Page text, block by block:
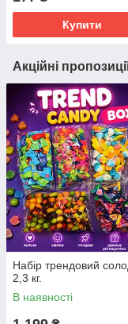
Купити
Акційні
Набір трендовий
2,3 кг.
В наявності